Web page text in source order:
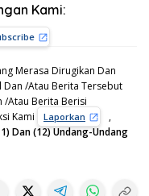
Kami:
Merasa Dirugikan Dan
Dan /Atau Berita Tersebut
/Atau Berita Berisi
Kami
Laporkan
,
Dan (12) Undang-Undang